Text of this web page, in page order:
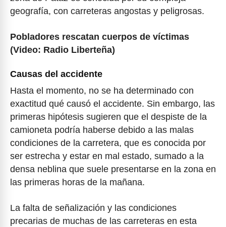
geografía, con carreteras angostas y peligrosas.
Pobladores rescatan cuerpos de víctimas
(Video: Radio Liberteña)
Causas del accidente
Hasta el momento, no se ha determinado con
exactitud qué causó el accidente. Sin embargo, las
primeras hipótesis sugieren que el despiste de la
camioneta podría haberse debido a las malas
condiciones de la carretera, que es conocida por
ser estrecha y estar en mal estado, sumado a la
densa neblina que suele presentarse en la zona en
las primeras horas de la mañana.
La falta de señalización y las condiciones
precarias de muchas de las carreteras en esta